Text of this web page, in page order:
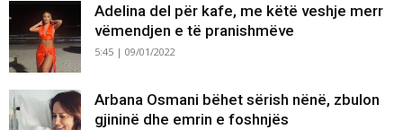
Adelina del për kafe, me këtë veshje merr
vëmendjen e të pranishmëve
5:45 | 09/01/2022
Arbana Osmani bëhet sërish nënë, zbulon
gjininë dhe emrin e foshnjës